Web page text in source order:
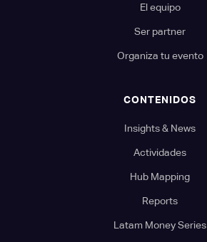
El equipo
Ser partner
Organiza tu evento
CONTENIDOS
Insights & News
Actividades
Hub Mapping
Reports
Latam Money Series